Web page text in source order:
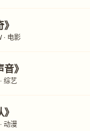
· 电影
》
综艺
动漫